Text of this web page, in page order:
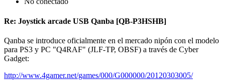
Re: Joystick arcade USB Qanba [QB-P3HSHB]
Qanba se introduce oficialmente en el mercado nipón con el modelo
para PS3 y PC "Q4RAF" (JLF-TP, OBSF) a través de Cyber
Gadget:
http://www.4gamer.net/games/000/G000000/20120303005/